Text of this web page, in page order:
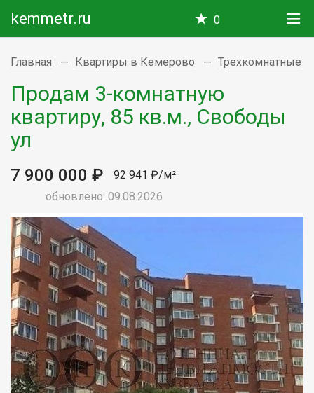
kemmetr.ru 0
Главная Квартиры в Кемерово Трехкомнатные
Продам 3-комнатную
квартиру, 85 кв.м., Свободы
ул
7 900 000 ₽
92 941 ₽/м²
обновлено: 09.08.2026